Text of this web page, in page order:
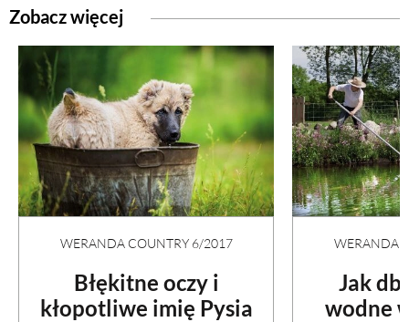
Zobacz więcej
WERANDA COUNTRY 6/2017
Błękitne oczy i
kłopotliwe imię Pysia
WERANDA
Jak
wodne